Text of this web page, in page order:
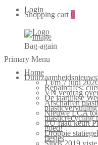
Login
Shopping cart 0
Bag-again
Primary Menu
Home
1 t/m 7 juni
Repaircafés:
VN verdrag
De jaarlijkse
Afschaffen
plasticvervuiling
Nieuwe LCA
plasticrecycling
EU-raad keurt
goed!
Droppie
flesjes